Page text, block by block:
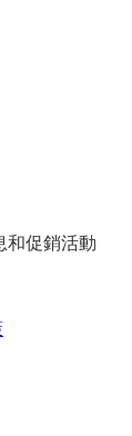
和促銷活動